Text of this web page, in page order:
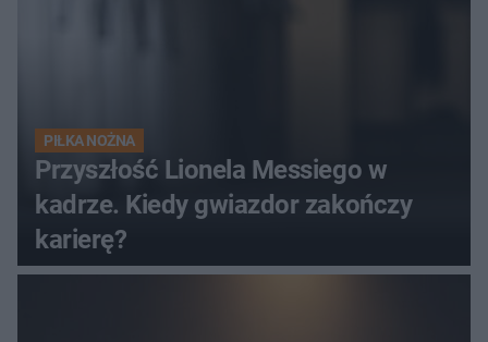
PIŁKA NOŻNA
Przyszłość Lionela Messiego w
kadrze. Kiedy gwiazdor zakończy
karierę?